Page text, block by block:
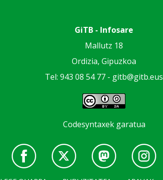
GiTB - Infosare
Mallutz 18
Ordizia, Gipuzkoa
Tel: 943 08 54 77 - gitb@gitb.eus
Codesyntaxek garatua